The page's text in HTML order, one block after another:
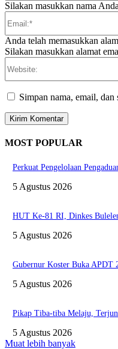
Silakan masukkan nama
Anda telah memasukkan
Silakan masukkan alamat
Simpan nama, email,
MOST POPULAR
Perkuat Pengelolaan
5 Agustus 2026
HUT Ke-81 RI, Dinkes
5 Agustus 2026
Gubernur Koster Buka APDT
5 Agustus 2026
Pikap Tiba-tiba Melaju,
5 Agustus 2026
Muat lebih banyak